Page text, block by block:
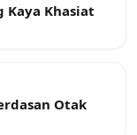
Kaya Khasiat
Otak